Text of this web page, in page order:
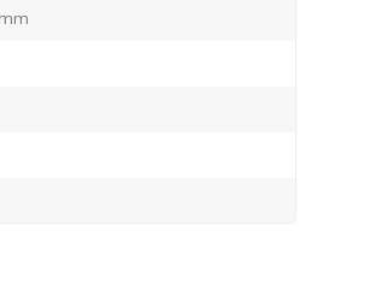
een werkblad dan is dat uiteraard